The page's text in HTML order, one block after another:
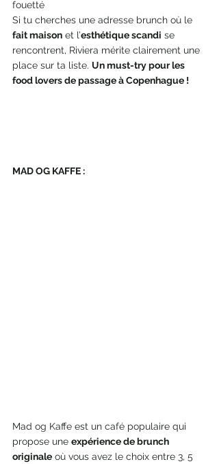
fouetté
Si tu cherches une adresse brunch où le
fait maison et l’esthétique scandi se
rencontrent, Riviera mérite clairement une
place sur ta liste. Un must-try pour les
food lovers de passage à Copenhague !
MAD OG KAFFE :
Mad og Kaffe est un café populaire qui
propose une expérience de brunch
originale où vous avez le choix entre 3, 5